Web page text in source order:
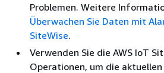
Problemen. Weitere
Überwachen Sie Daten mit
SiteWise.
Verwenden Sie die AWS IoT
Operationen, um die